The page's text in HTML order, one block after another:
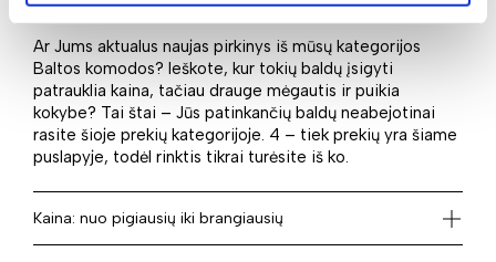
Ar Jums aktualus naujas pirkinys iš mūsų kategorijos
Baltos komodos? Ieškote, kur tokių baldų įsigyti
patrauklia kaina, tačiau drauge mėgautis ir puikia
kokybe? Tai štai – Jūs patinkančių baldų neabejotinai
rasite šioje prekių kategorijoje. 4 – tiek prekių yra šiame
puslapyje, todėl rinktis tikrai turėsite iš ko.
Kaina: nuo pigiausių iki brangiausių